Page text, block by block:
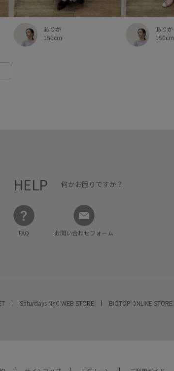
ありが
156cm
ありが
156cm
HELP 何かお困りですか？
FAQ お問い合わせフォーム
Saturdays NYC WEB STORE
BIOTOP ONLINE STORE